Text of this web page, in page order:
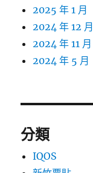
2025 年 1 月
2024 年 12 月
2024 年 11 月
2024 年 5 月
分類
IQOS